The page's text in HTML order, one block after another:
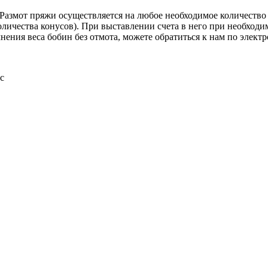
пряжи осуществляется на любое необходимое
конусов). При выставлении счета в него при
веса бобин без отмота, можете обратиться к нам по